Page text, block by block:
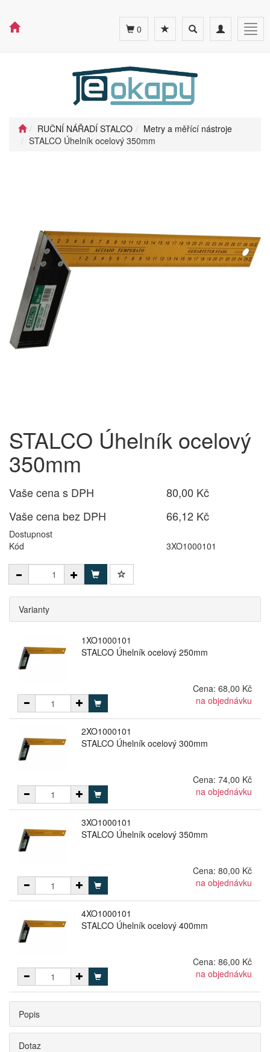
Toggle
navigation
Toggle
search
0
RUČNÍ NÁŘADÍ STALCO
Metry a měřící nástroje
STALCO Úhelník ocelový 350mm
STALCO Úhelník ocelový
350mm
Vaše cena s DPH
80,00 Kč
Vaše cena bez DPH
66,12 Kč
Dostupnost
Kód
3XO1000101
Varianty
1XO1000101
STALCO Úhelník ocelový 250mm
Cena: 68,00 Kč
na objednávku
2XO1000101
STALCO Úhelník ocelový 300mm
Cena: 74,00 Kč
na objednávku
3XO1000101
STALCO Úhelník ocelový 350mm
Cena: 80,00 Kč
na objednávku
4XO1000101
STALCO Úhelník ocelový 400mm
Cena: 86,00 Kč
na objednávku
Popis
Dotaz